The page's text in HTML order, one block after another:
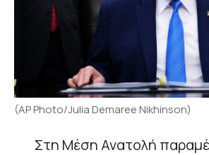
(AP Photo/Julia Demaree Nikhinson)
Στη Μέση Ανατολή